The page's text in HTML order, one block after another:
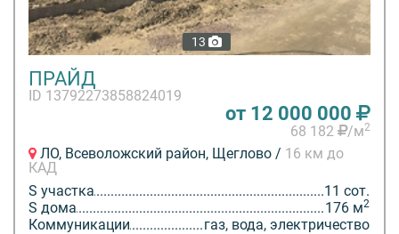
13
ПРАЙД
ID 13792273858824019
от 12 000 000
68 182 /м2
ЛО, Всеволожский район, Щеглово / 16 км до
КАД
S участка
11 сот.
S дома
176 м2
Коммуникации
газ, вода, электричество